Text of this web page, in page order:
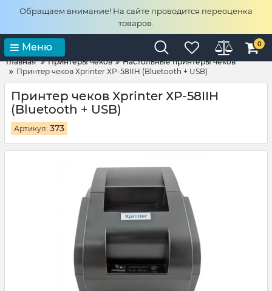
Обращаем внимание! На сайте проводится переоценка
товаров.
Меню 0
Главная Принтеры чеков
Настольные принтеры чеков
Принтер чеков Xprinter ХР-58IIH (Bluetooth + USB)
Принтер чеков Xprinter ХР-58IIH
(Bluetooth + USB)
Артикул: 373